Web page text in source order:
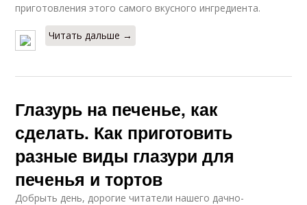
приготовления этого самого вкусного ингредиента.
Читать дальше →
Глазурь на печенье, как
сделать. Как приготовить
разные виды глазури для
печенья и тортов
Добрыть день, дорогие читатели нашего дачно-